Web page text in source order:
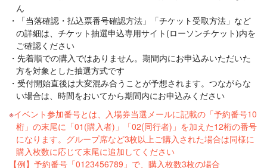
ん
「当落確認・払込票番号確認方法」「チケット受取方法」など
の詳細は、チケット抽選申込専用サイト(ローソンチケット)内を
ご確認ください
先着順での購入ではありません。期間内にお申込みいただいた
方を対象とした抽選方式です
受付開始直後は大変混み合うことが予想されます。つながらな
い場合は、時間をおいてから期間内にお申込みください
イベント参加番号とは、入場券当選メールに記載の「予約番号10
桁」の末尾に「01(購入者)」「02(同行者)」を加えた12桁の番号
になります。グループ席など3枚以上ご購入された場合は同様に
購入枚数に応じて末尾に追加してください
【例】予約番号「0123456789」で、購入枚数3枚の場合